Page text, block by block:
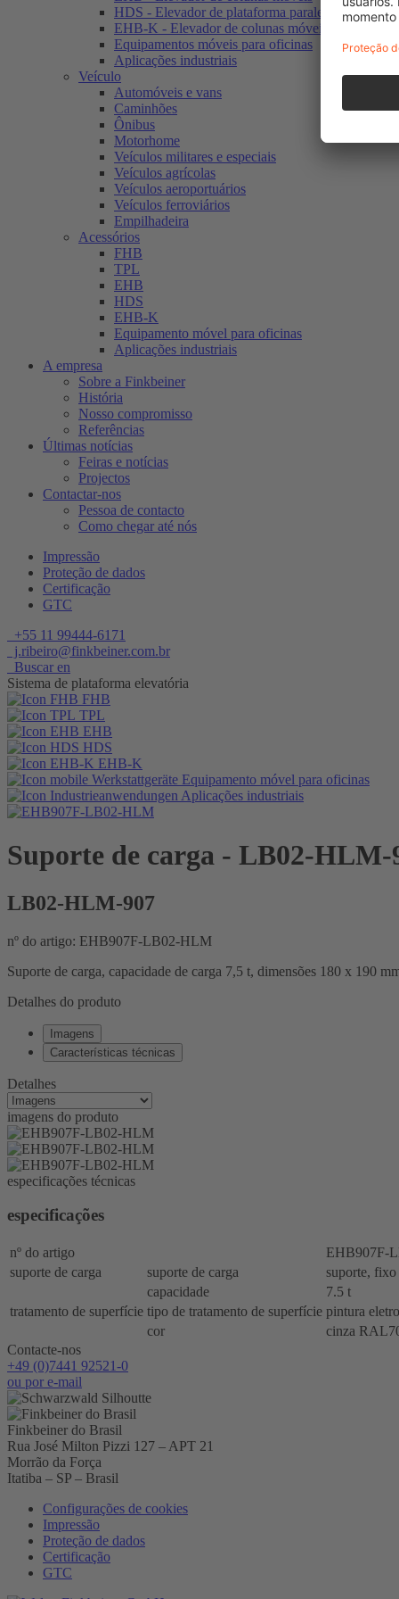
HDS - Elevador de plataforma paralela fixa
EHB-K - Elevador de colunas móveis para
Equipamentos móveis para oficinas
Aplicações industriais
Veículo
Automóveis e vans
Caminhões
Ônibus
Motorhome
Veículos militares e especiais
Veículos agrícolas
Veículos aeroportuários
Veículos ferroviários
Empilhadeira
Acessórios
FHB
TPL
EHB
HDS
EHB-K
Equipamento móvel para oficinas
Aplicações industriais
A empresa
Sobre a Finkbeiner
História
Nosso compromisso
Referências
Últimas notícias
Feiras e notícias
Projectos
Contactar-nos
Pessoa de contacto
Como chegar até nós
Impressão
Proteção de dados
Certificação
GTC
+55 11 99444-6171
j.ribeiro@finkbeiner.com.br
Buscar en
Sistema de plataforma elevatória
FHB
TPL
EHB
HDS
EHB-K
Equipamento móvel para oficinas
Aplicações industriais
Suporte de carga - LB02-HLM-
LB02-HLM-907
nº do artigo: EHB907F-LB02-HLM
Suporte de carga, capacidade de carga 7,5 t, dimensões 180 x 190
Detalhes do produto
Imagens
Características técnicas
Detalhes
imagens do produto
especificações técnicas
especificações
nº do artigo
EHB907F-
suporte de carga
suporte de carga
suporte, fixo
capacidade
7.5 t
tratamento de superfície tipo de tratamento de superfície pintura
cor
cinza
Contacte-nos
+49 (0)7441 92521-0
ou por e-mail
Finkbeiner do Brasil
Rua José Milton Pizzi 127 – APT 21
Morrão da Força
Itatiba – SP – Brasil
Configurações de cookies
Impressão
Proteção de dados
Certificação
GTC